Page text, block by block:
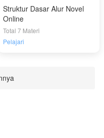
Struktur Dasar Alur Novel
Online
Total 7 Materi
Pelajari